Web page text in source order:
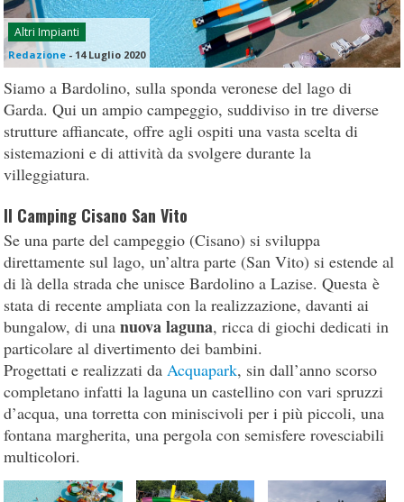
Altri Impianti
Redazione - 14 Luglio 2020
Siamo a Bardolino, sulla sponda veronese del lago di
Garda. Qui un ampio campeggio, suddiviso in tre diverse
strutture affiancate, offre agli ospiti una vasta scelta di
sistemazioni e di attività da svolgere durante la
villeggiatura.
Il Camping Cisano San Vito
Se una parte del campeggio (Cisano) si sviluppa
direttamente sul lago, un’altra parte (San Vito) si estende al
di là della strada che unisce Bardolino a Lazise. Questa è
stata di recente ampliata con la realizzazione, davanti ai
bungalow, di una nuova laguna, ricca di giochi dedicati in
particolare al divertimento dei bambini.
Progettati e realizzati da Acquapark, sin dall’anno scorso
completano infatti la laguna un castellino con vari spruzzi
d’acqua, una torretta con miniscivoli per i più piccoli, una
fontana margherita, una pergola con semisfere rovesciabili
multicolori.